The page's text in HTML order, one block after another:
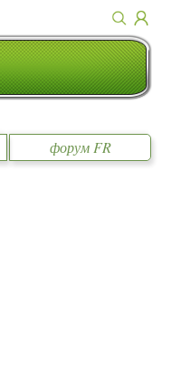
форум FR